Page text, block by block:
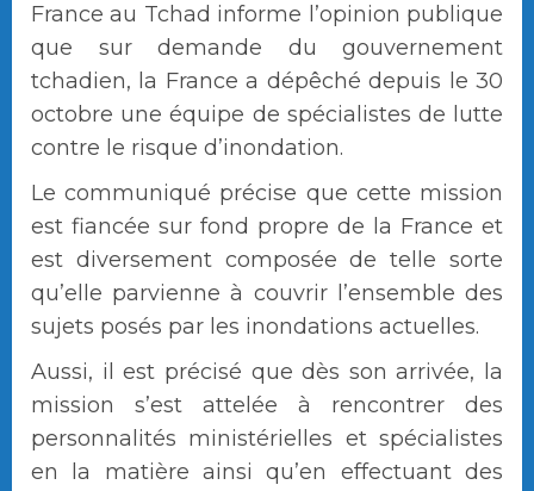
France au Tchad informe l’opinion publique
que sur demande du gouvernement
tchadien, la France a dépêché depuis le 30
octobre une équipe de spécialistes de lutte
contre le risque d’inondation.
Le communiqué précise que cette mission
est fiancée sur fond propre de la France et
est diversement composée de telle sorte
qu’elle parvienne à couvrir l’ensemble des
sujets posés par les inondations actuelles.
Aussi, il est précisé que dès son arrivée, la
mission s’est attelée à rencontrer des
personnalités ministérielles et spécialistes
en la matière ainsi qu’en effectuant des